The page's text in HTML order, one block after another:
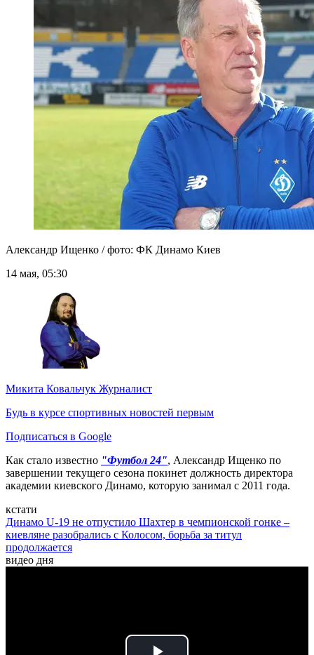
Александр Ищенко / фото: ФК Динамо Киев
14 мая, 05:30
Микита Ковальчук Журналист
Будь в курсе спортивных новостей первым
Подписаться в Google
Как стало известно "Футбол 24", Александр Ищенко по
завершении текущего сезона покинет должность директора
академии киевского Динамо, которую занимал с 2011 года.
кстати
Динамо U-19 не отпустило Шахтер в чемпионской гонке –
киевляне разобрались с Колосом, борьба за титул
продолжается
видео дня